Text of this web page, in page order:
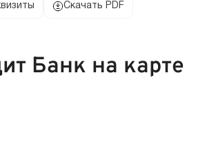
Скачать PDF
Банк на карте